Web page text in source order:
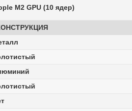
M2 GPU (10 ядер)